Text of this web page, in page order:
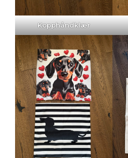
Kopphåndklær